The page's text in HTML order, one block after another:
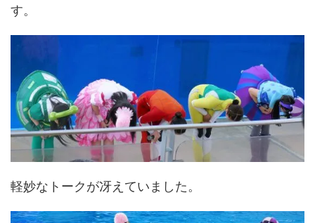
す。
軽妙なトークが冴えていました。